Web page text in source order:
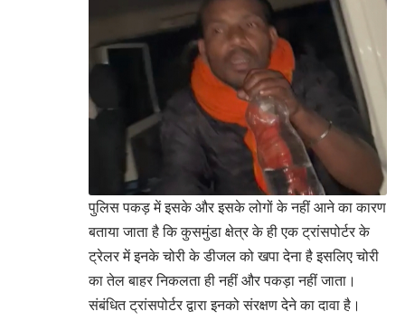
पुलिस पकड़ में इसके और इसके लोगों के नहीं आने का कारण
बताया जाता है कि कुसमुंडा क्षेत्र के ही एक ट्रांसपोर्टर के
ट्रेलर में इनके चोरी के डीजल को खपा देना है इसलिए चोरी
का तेल बाहर निकलता ही नहीं और पकड़ा नहीं जाता।
संबंधित ट्रांसपोर्टर द्वारा इनको संरक्षण देने का दावा है।